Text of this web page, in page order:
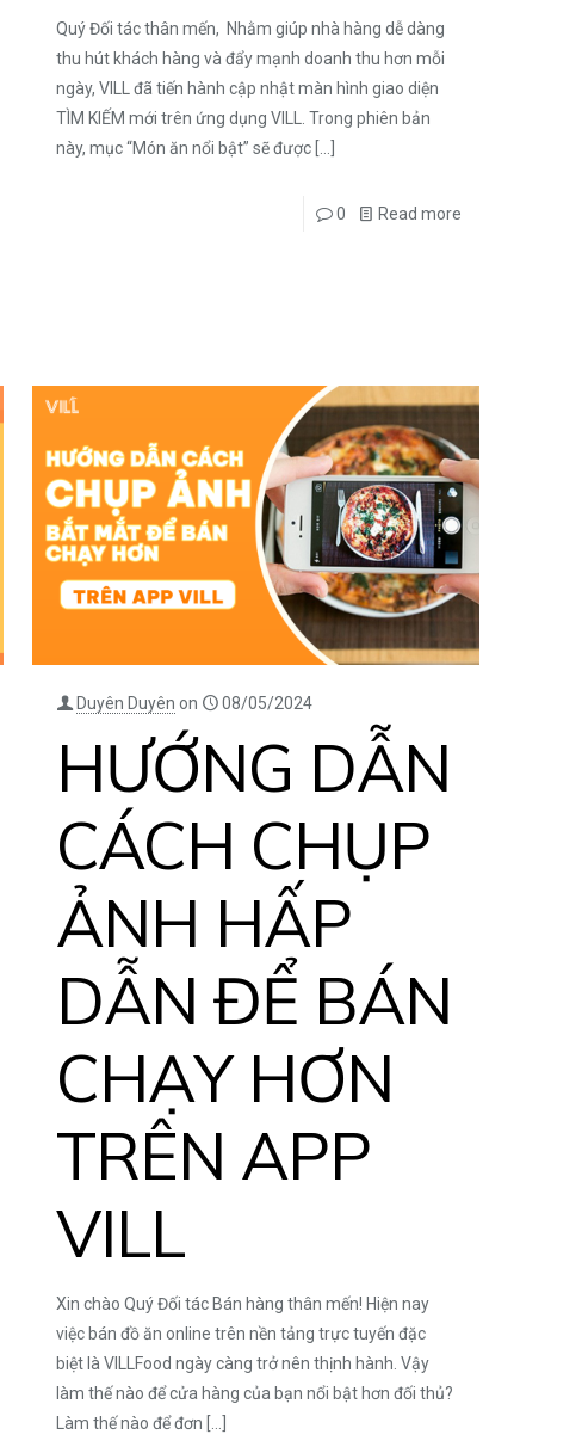
Quý Đối tác thân mến, Nhằm giúp nhà hàng dễ dàng
thu hút khách hàng và đẩy mạnh doanh thu hơn mỗi
ngày, VILL đã tiến hành cập nhật màn hình giao diện
TÌM KIẾM mới trên ứng dụng VILL. Trong phiên bản
này, mục “Món ăn nổi bật” sẽ được
0 Read more
Duyên Duyên on 08/05/2024
HƯỚNG DẪN
CÁCH CHỤP
ẢNH HẤP
DẪN ĐỂ BÁN
CHẠY HƠN
TRÊN APP
VILL
Xin chào Quý Đối tác Bán hàng thân mến! Hiện nay
việc bán đồ ăn online trên nền tảng trực tuyến đặc
biệt là VILLFood ngày càng trở nên thịnh hành. Vậy
làm thế nào để cửa hàng của bạn nổi bật hơn đối thủ?
Làm thế nào để đơn